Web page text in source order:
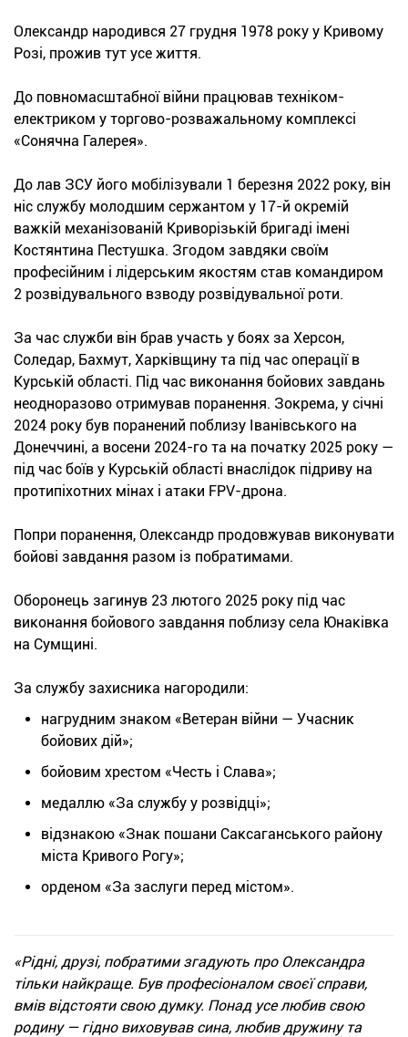
Олександр народився 27 грудня 1978 року у Кривому
Розі, прожив тут усе життя.
До повномасштабної війни працював техніком-
електриком у торгово-розважальному комплексі
«Сонячна Галерея».
До лав ЗСУ його мобілізували 1 березня 2022 року, він
ніс службу молодшим сержантом у 17-й окремій
важкій механізованій Криворізькій бригаді імені
Костянтина Пестушка. Згодом завдяки своїм
професійним і лідерським якостям став командиром
2 розвідувального взводу розвідувальної роти.
За час служби він брав участь у боях за Херсон,
Соледар, Бахмут, Харківщину та під час операції в
Курській області. Під час виконання бойових завдань
неодноразово отримував поранення. Зокрема, у січні
2024 року був поранений поблизу Іванівського на
Донеччині, а восени 2024-го та на початку 2025 року —
під час боїв у Курській області внаслідок підриву на
протипіхотних мінах і атаки FPV-дрона.
Попри поранення, Олександр продовжував виконувати
бойові завдання разом із побратимами.
Оборонець загинув 23 лютого 2025 року під час
виконання бойового завдання поблизу села Юнаківка
на Сумщині.
За службу захисника нагородили:
нагрудним знаком «Ветеран війни — Учасник
бойових дій»;
бойовим хрестом «Честь і Слава»;
медаллю «За службу у розвідці»;
відзнакою «Знак пошани Саксаганського району
міста Кривого Рогу»;
орденом «За заслуги перед містом».
«Рідні, друзі, побратими згадують про Олександра
тільки найкраще. Був професіоналом своєї справи,
вмів відстояти свою думку. Понад усе любив свою
родину — гідно виховував сина, любив дружину та